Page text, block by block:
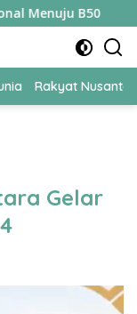
B50
Rakyat
Gelar